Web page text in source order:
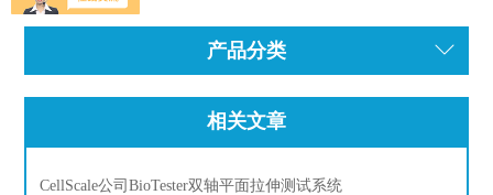
产品分类
相关文章
CellScale公司BioTester双轴平面拉伸测试系统